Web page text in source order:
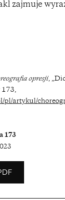
zajmuje
opresji,
pl/artykul/
173